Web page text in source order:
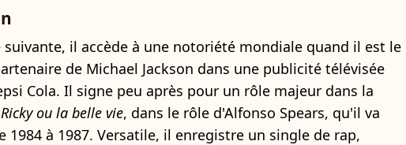
suivante, il accède à une notoriété mondiale quand il est le
de Michael Jackson dans une publicité télévisée
Cola. Il signe peu après pour un rôle majeur dans la
Ricky ou la belle vie, dans le rôle d'Alfonso Spears, qu'il va
1984 à 1987. Versatile, il enregistre un single de rap,